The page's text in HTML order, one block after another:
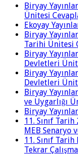
Biryay
Ünitesi
Ekoyay
Biryay
Tarihi Ünitesi
Biryay
Devletleri
Biryay
Devletleri
Biryay
ve Uygarlığı
Biryay
11. Sınıf
MEB Senaryo
11. Sınıf
Tekrar Çalışma